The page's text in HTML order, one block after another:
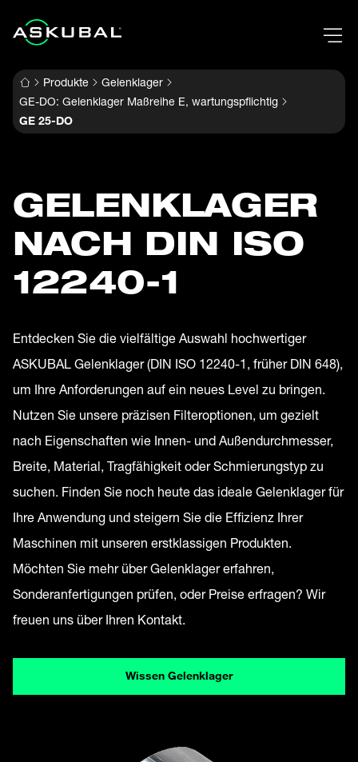
Produkte
Gelenklager
GE-DO: Gelenklager Maßreihe E, wartungspflichtig
GE 25-DO
GELENKLAGER
NACH DIN ISO
12240-1
Entdecken Sie die vielfältige Auswahl hochwertiger
ASKUBAL Gelenklager (DIN ISO 12240-1, früher DIN 648),
um Ihre Anforderungen auf ein neues Level zu bringen.
Nutzen Sie unsere präzisen Filteroptionen, um gezielt
nach Eigenschaften wie Innen- und Außendurchmesser,
Breite, Material, Tragfähigkeit oder Schmierungstyp zu
suchen. Finden Sie noch heute das ideale Gelenklager für
Ihre Anwendung und steigern Sie die Effizienz Ihrer
Maschinen mit unseren erstklassigen Produkten.
Möchten Sie mehr über Gelenklager erfahren,
Sonderanfertigungen prüfen, oder Preise erfragen? Wir
freuen uns über Ihren Kontakt.
Wissen Gelenklager